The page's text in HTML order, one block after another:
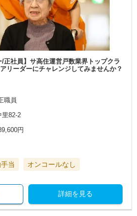
/正社員】サ高住運営戸数業界トップクラ
リーダーにチャレンジしてみませんか？
職員
里82-2
円
当 オンコールなし
詳細を見る